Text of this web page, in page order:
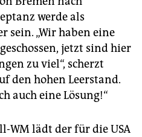
werde als
sein. „Wir haben eine
jetzt sind hier
zu viel“, scherzt
den hohen Leerstand.
auch eine Lösung!“
WM lädt der für die USA